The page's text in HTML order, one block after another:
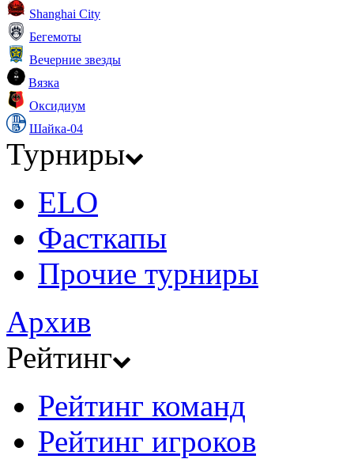
Shanghai City
Бегемоты
Вечерние звезды
Вязка
Оксидиум
Шайка-04
Турниры
ELO
Фасткапы
Прочие турниры
Архив
Рейтинг
Рейтинг команд
Рейтинг игроков